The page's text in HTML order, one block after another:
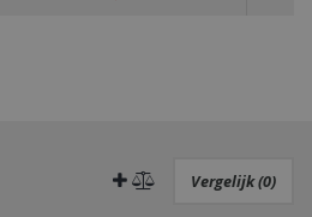
Vergelijk (0)